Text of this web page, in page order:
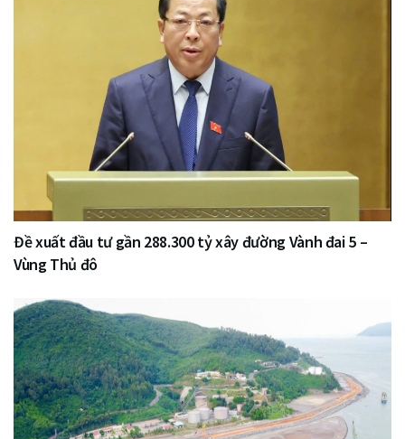
Đề xuất đầu tư gần 288.300 tỷ xây đường Vành đai 5 –
Vùng Thủ đô